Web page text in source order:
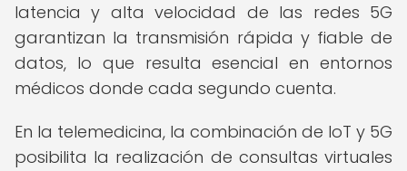
latencia y alta velocidad de las redes 5G
garantizan la transmisión rápida y fiable de
datos, lo que resulta esencial en entornos
médicos donde cada segundo cuenta.
En la telemedicina, la combinación de IoT y 5G
posibilita la realización de consultas virtuales